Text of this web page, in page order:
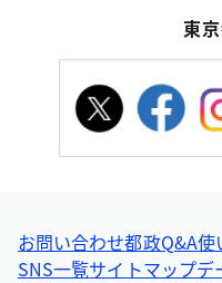
東
お問い合わせ都政Q&A使
SNS一覧サイトマップデ